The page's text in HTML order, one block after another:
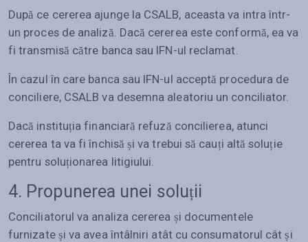
După ce cererea ajunge la CSALB, aceasta va intra într-
un proces de analiză. Dacă cererea este conformă, ea va
fi transmisă către banca sau IFN-ul reclamat.
În cazul în care banca sau IFN-ul acceptă procedura de
conciliere, CSALB va desemna aleatoriu un conciliator.
Dacă instituția financiară refuză concilierea, atunci
cererea ta va fi închisă și va trebui să cauți altă soluție
pentru soluționarea litigiului.
4. Propunerea unei soluții
Conciliatorul va analiza cererea și documentele
furnizate și va avea întâlniri atât cu consumatorul cât și